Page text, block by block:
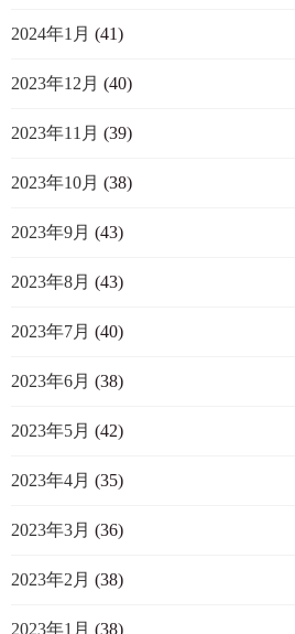
2024年1月 (41)
2023年12月 (40)
2023年11月 (39)
2023年10月 (38)
2023年9月 (43)
2023年8月 (43)
2023年7月 (40)
2023年6月 (38)
2023年5月 (42)
2023年4月 (35)
2023年3月 (36)
2023年2月 (38)
2023年1月 (38)